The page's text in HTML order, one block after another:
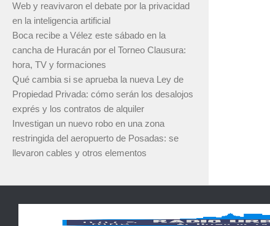
Web y reavivaron el debate por la privacidad
en la inteligencia artificial
Boca recibe a Vélez este sábado en la
cancha de Huracán por el Torneo Clausura:
hora, TV y formaciones
Qué cambia si se aprueba la nueva Ley de
Propiedad Privada: cómo serán los desalojos
exprés y los contratos de alquiler
Investigan un nuevo robo en una zona
restringida del aeropuerto de Posadas: se
llevaron cables y otros elementos